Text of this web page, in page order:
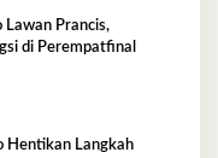
Prancis,
di Perempatfinal
Hentikan Langkah